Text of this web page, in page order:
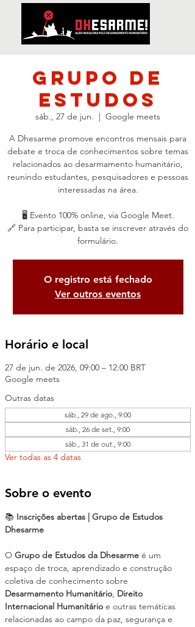
Grupo de
Estudos
sáb., 27 de jun.
  |
Google meets
A Dhesarme promove encontros mensais para
debate e troca de conhecimentos sobre temas
relacionados ao desarmamento humanitário,
reunindo estudantes, pesquisadores e pessoas
interessadas na área.
🖥️ Evento 100% online, via Google Meet.
🔗 Para participar, basta se inscrever através do
formulário.
O registro está fechado
Ver outros eventos
Horário e local
27 de jun. de 2026, 09:00 – 12:00 BRT
Google meets
Outras datas
sáb., 29 de ago., 9:00
sáb., 26 de set., 9:00
sáb., 31 de out., 9:00
Ver todas as 4 datas
Sobre o evento
📚 Inscrições abertas | Grupo de Estudos
Dhesarme
O Grupo de Estudos da Dhesarme é um
espaço de troca, aprendizado e construção
coletiva de conhecimento sobre
Desarmamento Humanitário, Direito
Internacional Humanitário e outras temáticas
relacionadas ao campo da paz, segurança e